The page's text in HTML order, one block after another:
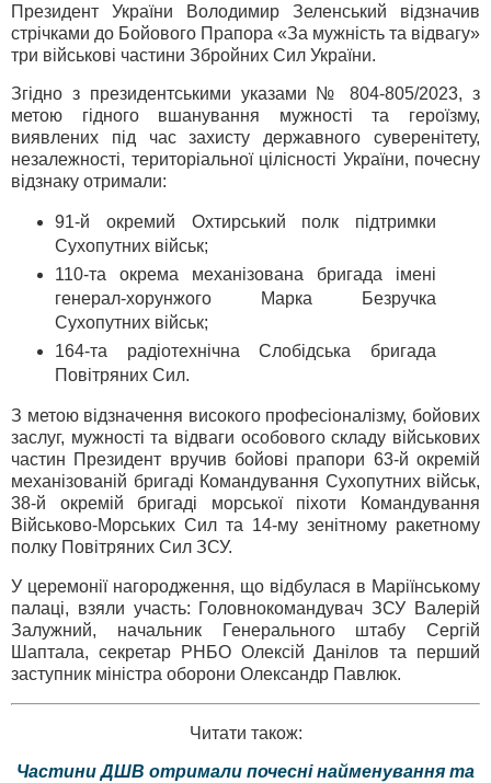
Президент України Володимир Зеленський відзначив
стрічками до Бойового Прапора «За мужність та відвагу»
три військові частини Збройних Сил України.
Згідно з президентськими указами № 804-805/2023, з
метою гідного вшанування мужності та героїзму,
виявлених під час захисту державного суверенітету,
незалежності, територіальної цілісності України, почесну
відзнаку отримали:
91-й окремий Охтирський полк підтримки
Сухопутних військ;
110-та окрема механізована бригада імені
генерал-хорунжого Марка Безручка
Сухопутних військ;
164-та радіотехнічна Слобідська бригада
Повітряних Сил.
З метою відзначення високого професіоналізму, бойових
заслуг, мужності та відваги особового складу військових
частин Президент вручив бойові прапори 63-й окремій
механізованій бригаді Командування Сухопутних військ,
38-й окремій бригаді морської піхоти Командування
Військово-Морських Сил та 14-му зенітному ракетному
полку Повітряних Сил ЗСУ.
У церемонії нагородження, що відбулася в Маріїнському
палаці, взяли участь: Головнокомандувач ЗСУ Валерій
Залужний, начальник Генерального штабу Сергій
Шаптала, секретар РНБО Олексій Данілов та перший
заступник міністра оборони Олександр Павлюк.
Читати також:
Частини ДШВ отримали почесні найменування та